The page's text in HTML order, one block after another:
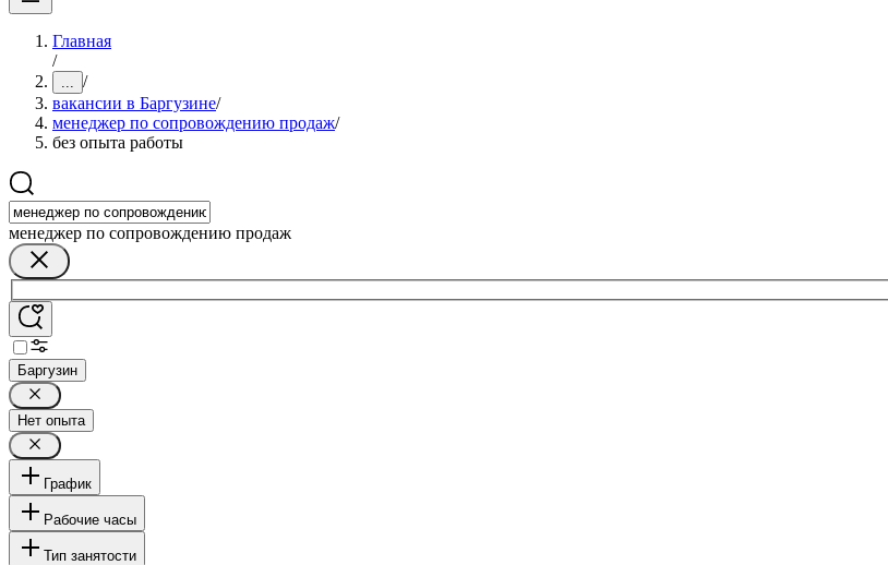
Главная
/
... /
вакансии в Баргузине/
менеджер по сопровождению продаж/
без опыта работы
менеджер по сопровождению продаж
Баргузин
Нет опыта
График
Рабочие часы
Тип занятости